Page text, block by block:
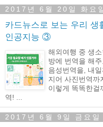
2017년 6월 20일 화요
카드뉴스로 보는 우리 생
인공지능 ③
해외여행 중 생
방에 번역을 해
음성번역을, 내
지어 사진번역까
이렇게 똑똑한걸
역! ...
2017년 6월 9일 금요일